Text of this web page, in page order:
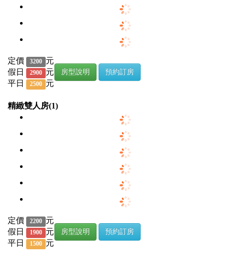
定價 3200 元
假日
2900 元
平日
2500 元
房型說明 預約訂房
精緻雙人房(1)
定價 2200 元
假日
1900 元
平日
1500 元
房型說明 預約訂房